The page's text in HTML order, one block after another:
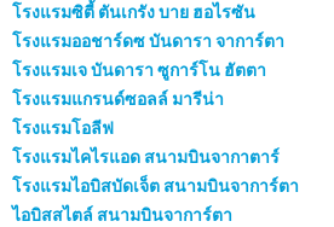
โรงแรมซิตี้ ตันเกรัง บาย ฮอไรซัน
โรงแรมออชาร์ดซ บันดารา จาการ์ตา
โรงแรมเจ บันดารา ซูการ์โน ฮัตตา
โรงแรมแกรนด์ซอลล์ มารีน่า
โรงแรมโอลีฟ
โรงแรมไคไรแอด สนามบินจากาตาร์
โรงแรมไอบิสบัดเจ็ต สนามบินจาการ์ตา
ไอบิสสไตล์ สนามบินจาการ์ตา